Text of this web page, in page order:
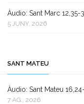
Àudio: Sant Marc 12,35-
5 JUNY, 2026
SANT MATEU
Àudio: Sant Mateu
7 AG., 2026